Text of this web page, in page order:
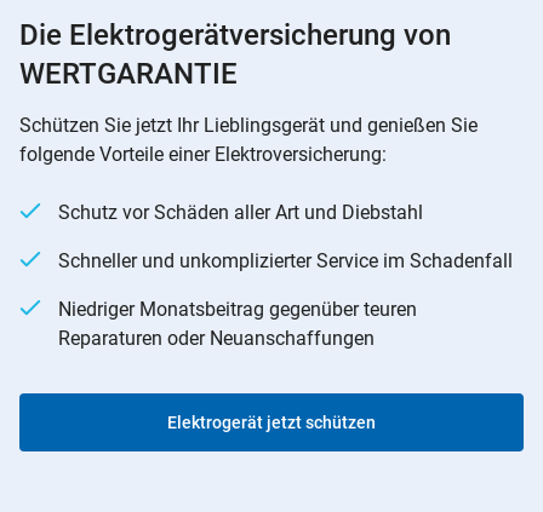
Die Elektrogerätversicherung von
WERTGARANTIE
Schützen Sie jetzt Ihr Lieblingsgerät und genießen Sie
folgende Vorteile einer Elektroversicherung:
Schutz vor Schäden aller Art und Diebstahl
Schneller und unkomplizierter Service im Schadenfall
Niedriger Monatsbeitrag gegenüber teuren
Reparaturen oder Neuanschaffungen
Elektrogerät jetzt schützen